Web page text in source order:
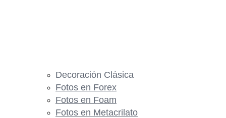
Decoración Clásica
Fotos en Forex
Fotos en Foam
Fotos en Metacrilato